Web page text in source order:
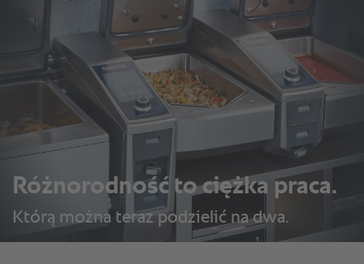
Różnorodność to ciężka praca.
Którą można teraz podzielić na dwa.